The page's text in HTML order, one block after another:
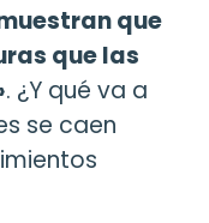
que
que las
. ¿Y qué va a
se caen